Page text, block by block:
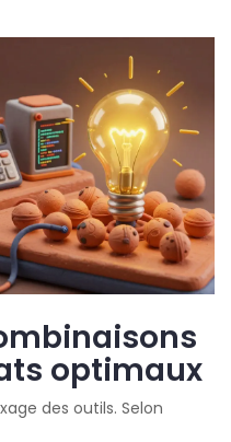
optimaux
des outils. Selon